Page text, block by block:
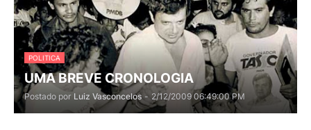
POLITICA
UMA BREVE CRONOLOGIA
Postado por Luiz Vasconcelos - 2/12/2009 06:49:00 PM